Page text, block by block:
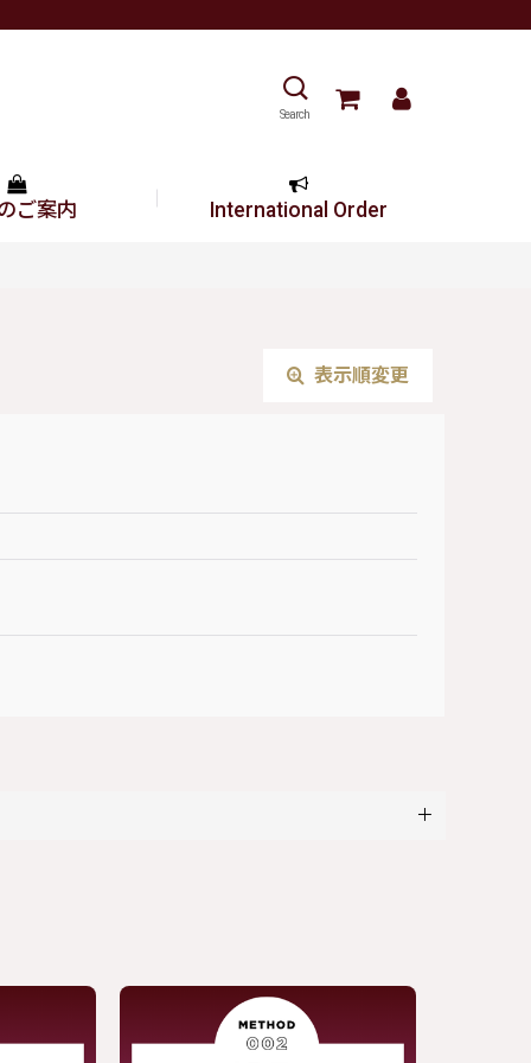
Search
ご案内 International Order
表示順変更